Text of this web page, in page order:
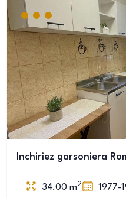
Inchiriez garsoniera
34.00 m2 1977-